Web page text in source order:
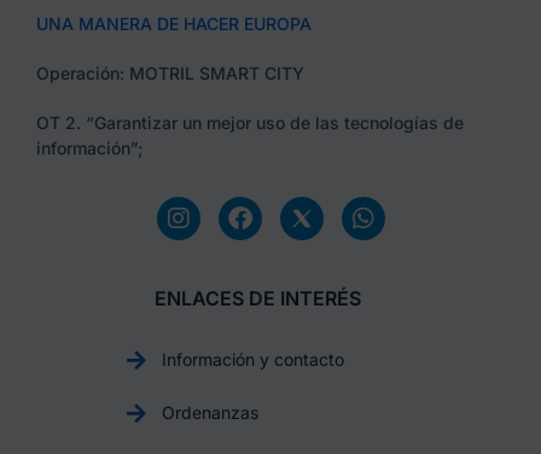
UNA MANERA DE HACER EUROPA
Operación: MOTRIL SMART CITY
OT 2. “Garantizar un mejor uso de las tecnologías de
información”;
ENLACES DE INTERÉS
Información y contacto
Ordenanzas